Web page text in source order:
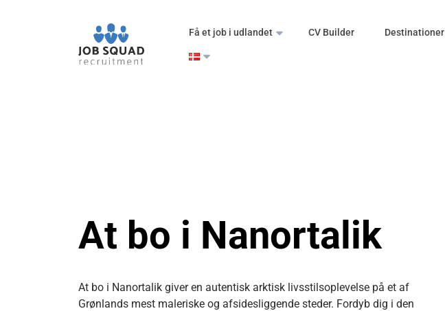
Få et job i udlandet CV Builder Destinationer
At bo i Nanortalik
At bo i Nanortalik giver en autentisk arktisk livsstilsoplevelse på et af
Grønlands mest maleriske og afsidesliggende steder. Fordyb dig i den